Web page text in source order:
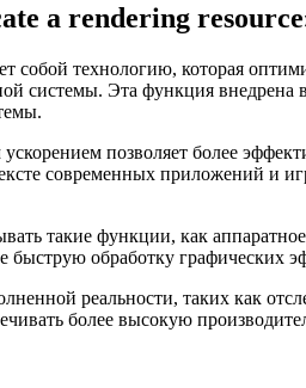
a rendering
технологию, которая
системы. Эта функция
позволяет более
современных приложений и
такие функции, как
быструю обработку графических
реальности, таких как
более высокую